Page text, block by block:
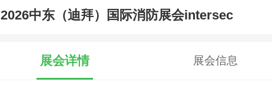
2026中东（迪拜）国际消防展会intersec
展会详情 展会信息